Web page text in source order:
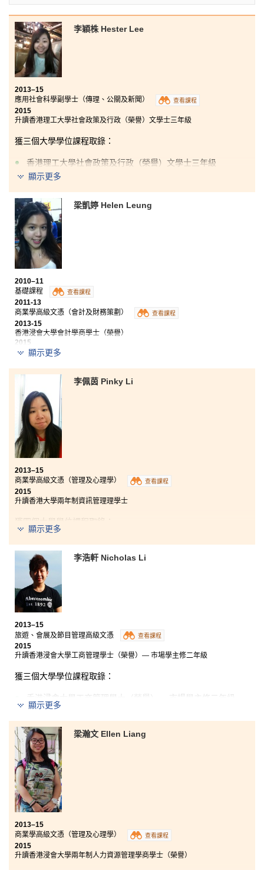
燈
片
李穎株 Hester Lee
2013–15
應用社會科學副學士（傳理、公關及新聞）
查看課程
2015
升讀香港理工大學社會政策及行政（榮譽）文學士三年級
獲三個大學學位課程取錄：
香港理工大學社會政策及行政（榮譽）文學士三年級
香港城市大學公共政策、管理與政治榮譽社會科學學士三
香港教育學院通識教育榮譽文學士
成功不是終點，失敗也不是末日，有勇氣繼續下去才是
最重要。升讀副學士並不代表失敗，我可以把它看成一
個重新努力的機會。書院的課程教導了的實用的知識，
並幫助我更了解媒體、公共關係和新聞行業。在另一方
面，我在這兩年亦成長了很多，我更加自信和堅持。希
望各位同學可在書院繼續追尋夢想。
顯示更多
梁凱婷 Helen Leung
2010–11
基礎課程
查看課程
2011-13
商業學高級文憑（會計及財務策劃）
查看課程
2013-15
香港浸會大學會計學商學士（榮譽）
2015
現任職於一所國際會計師事務所
除了學到會計和財務策劃的專業知識外，小組匯報讓我
學習到如何作出批判性思考，有效地提升領導才能。講
師具備專業知識，他們全是來自不同行業的專業人士，
熟悉業界的運作，對同學日後發展提供了很多寶貴的意
見。
顯示更多
李佩茵 Pinky Li
2013–15
商業學高級文憑（管理及心理學）
查看課程
2015
升讀香港大學兩年制資訊管理理學士
獲四個大學學位課程取錄：
香港大學兩年制資訊管理理學士
香港理工大學管理學（榮譽）工商管理學士三年級
香港浸會大學工商管理學士（榮譽）— 資訊系統與電子商
貿學主修三年級
香港城市大學工商管理榮譽學士（商業營運管理）三年級
公開考試的成績未如理想，剛入讀書院時還未認清自己
的目標，於是選擇修讀涵蓋兩個範疇，包括管理學及心
理學的商科課程。經過兩年的時間，我對不同的科目如
管理、會計和資訊管理學等，都有了基本認識，並認清
自己的興趣和找到日後的學習目標。另外，在書院有一
群十分支持我們的講師，也認識了一群並肩作戰的戰
顯示更多
李浩軒 Nicholas Li
2013–15
旅遊、會展及節目管理高級文憑
查看課程
2015
升讀香港浸會大學工商管理學士（榮譽）— 市場學主修二年級
獲三個大學學位課程取錄：
香港浸會大學工商管理學士（榮譽）— 市場學主修二年級
香港城市大學工商管理榮譽學士（商業分析）
修讀旅遊、會展及節目管理高級文憑是一個十分難忘的
經驗和訓練。課程的講師很照顧和幫助同學，他們不但
會盡最大的努力教授課本上的知識，還會給予寶貴的意
見，引導我們思考未來的方向。課程不僅教授書本上知
識，更提供不同的實習機會，讓我們將課堂上學到的知
識融會貫通，在真實的工作環境裹實踐出來，獲得實際
兩年的高級文憑後出來工作，還是繼續升學，這個課程
是一個很好的中途站，助大家完成理想。
顯示更多
梁瀚文 Ellen Liang
2013–15
商業學高級文憑（管理及心理學）
查看課程
2015
升讀香港浸會大學兩年制人力資源管理學商學士（榮譽）